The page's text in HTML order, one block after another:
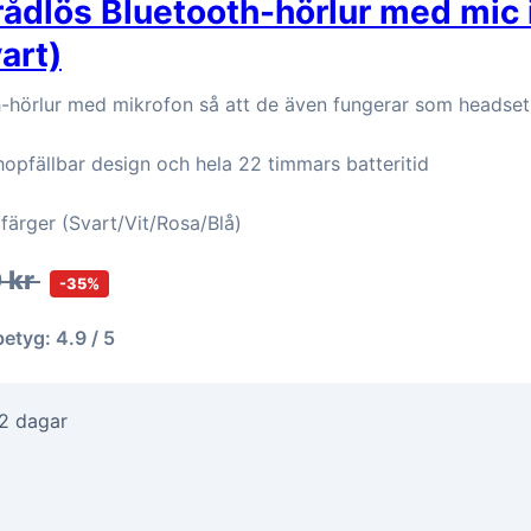
Bluetooth-hörlur med mic
med mikrofon så att de även fungerar som headset
design och hela 22 timmars batteritid
(Svart/Vit/Rosa/Blå)
kr -35%
4.9 / 5
dagar